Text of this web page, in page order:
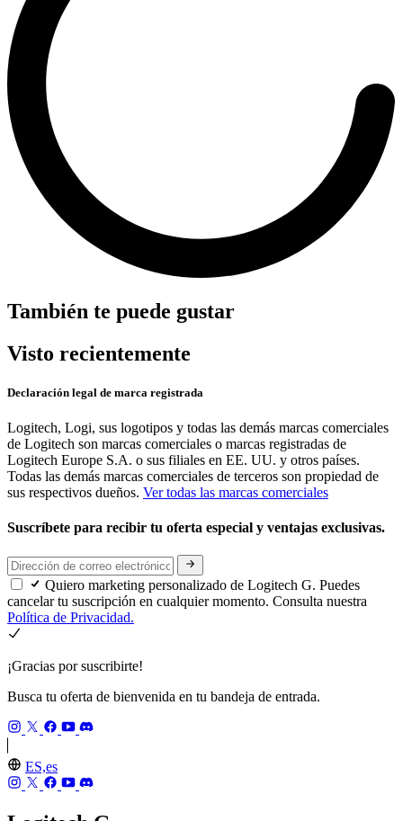
También te puede gustar
Visto recientemente
Declaración legal de marca registrada
Logitech, Logi, sus logotipos y todas las demás marcas comerciales
de Logitech son marcas comerciales o marcas registradas de
Logitech Europe S.A. o sus filiales en EE. UU. y otros países.
Todas las demás marcas comerciales de terceros son propiedad de
sus respectivos dueños. Ver todas las marcas comerciales
Suscríbete para recibir tu oferta especial y ventajas exclusivas.
Quiero marketing personalizado de Logitech G. Puedes
cancelar tu suscripción en cualquier momento. Consulta nuestra
Política de Privacidad.
¡Gracias por suscribirte!
Busca tu oferta de bienvenida en tu bandeja de entrada.
ES,es